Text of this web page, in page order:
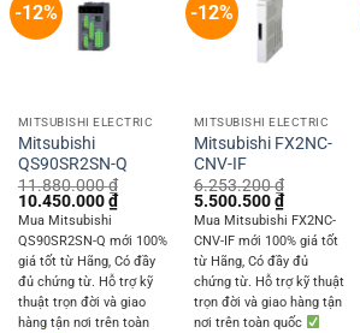
-12%
MITSUBISHI ELECTRIC
Mitsubishi
QS90SR2SN-Q
11.880.000₫
Original
price
was:
11.880.000 ₫.
10.450.000₫Current
price
is:
10.450.000 ₫.
Mua Mitsubishi
QS90SR2SN-Q mới 100%
giá tốt từ Hãng, Có đầy
đủ chứng từ. Hỗ trợ kỹ
thuật trọn đời và giao
hàng tận nơi trên toàn
-12%
MITSUBISHI ELECTRIC
Mitsubishi FX2NC-
CNV-IF
6.253.200₫
Original
price
was:
6.253.200 ₫.
5.500.500₫Current
price
is:
Mua Mitsubishi FX2NC-
CNV-IF mới 100% giá tốt
từ Hãng, Có đầy đủ
chứng từ. Hỗ trợ kỹ thuật
trọn đời và giao hàng tận
nơi trên toàn quốc